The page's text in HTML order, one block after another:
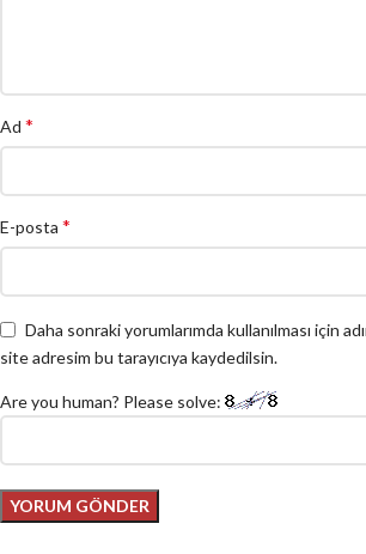
Ad *
E-posta *
Daha sonraki yorumlarımda kullanılması için
site adresim bu tarayıcıya kaydedilsin.
Are you human? Please solve: